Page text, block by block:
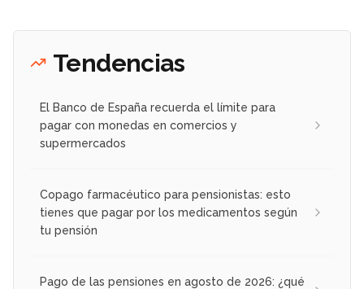
Tendencias
El Banco de España recuerda el límite para
pagar con monedas en comercios y
supermercados
Copago farmacéutico para pensionistas: esto
tienes que pagar por los medicamentos según
tu pensión
Pago de las pensiones en agosto de 2026: ¿qué